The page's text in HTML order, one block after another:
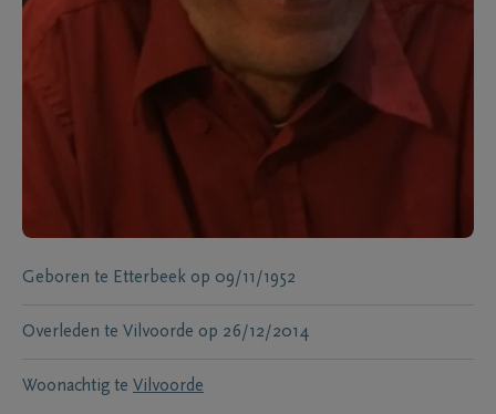
Geboren te Etterbeek op 09/11/1952
Overleden te Vilvoorde op 26/12/2014
Woonachtig te Vilvoorde